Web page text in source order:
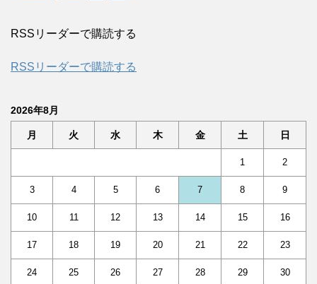
RSSリーダーで購読する
RSSリーダーで購読する
2026年8月
月 火 水 木 金 土 日
1 2
3 4 5 6 7 8 9
10 11 12 13 14 15 16
17 18 19 20 21 22 23
24 25 26 27 28 29 30